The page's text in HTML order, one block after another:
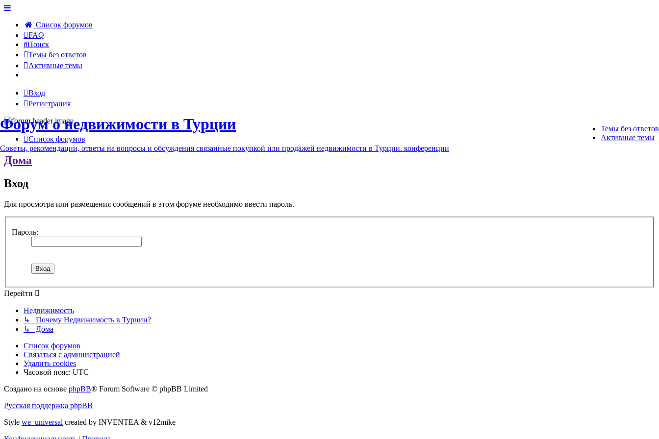
Список форумов
FAQ
Поиск
Темы без ответов
Активные темы
Вход
Регистрация
Темы без ответов
Активные темы
Форум о недвижимости в Турции
Советы, рекомендации, ответы на вопросы и обсуждения связанные покупкой или продажей недвижимости в Турции. конференции
Список форумов
Дома
Вход
Для просмотра или размещения сообщений в этом форуме необходимо ввести пароль.
Пароль:
Перейти
Недвижимость
↳ Почему Недвижимость в Турции?
↳ Дома
Список форумов
Связаться с администрацией
Удалить cookies
Часовой пояс: UTC
Создано на основе phpBB® Forum Software © phpBB Limited
Русская поддержка phpBB
Style we_universal created by INVENTEA & v12mike